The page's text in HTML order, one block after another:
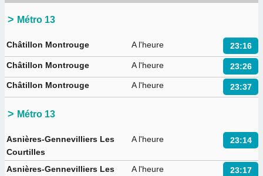
Métro 13
Châtillon Montrouge 23:16
A l'heure
Châtillon Montrouge 23:26
A l'heure
Châtillon Montrouge 23:37
A l'heure
Métro 13
Asnières-Gennevilliers Les
Courtilles
23:14
A l'heure
Asnières-Gennevilliers Les
23:17
A l'heure